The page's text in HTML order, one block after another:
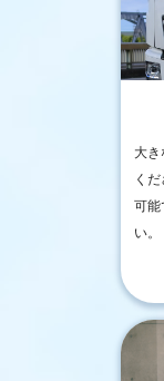
大
く
可能
い。